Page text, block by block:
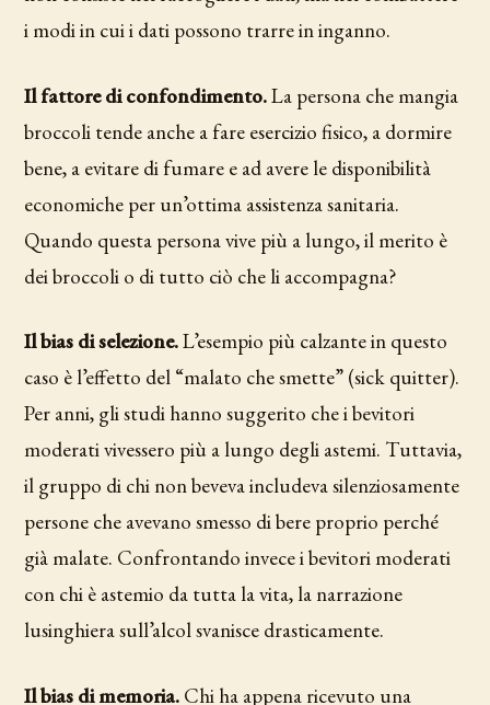
i modi in cui i dati possono trarre in inganno.
Il fattore di confondimento.La persona che mangia
broccoli tende anche a fare esercizio fisico, a dormire
bene, a evitare di fumare e ad avere le disponibilità
economiche per un’ottima assistenza sanitaria.
Quando questa persona vive più a lungo, il merito è
dei broccoli o di tutto ciò che li accompagna?
Il bias di selezione.L’esempio più calzante in questo
caso è l’effetto del “malato che smette” (sick quitter).
Per anni, gli studi hanno suggerito che i bevitori
moderati vivessero più a lungo degli astemi. Tuttavia,
il gruppo di chi non beveva includeva silenziosamente
persone che avevano smesso di bere proprio perché
già malate. Confrontando invece i bevitori moderati
con chi è astemio da tutta la vita, la narrazione
lusinghiera sull’alcol svanisce drasticamente.
Il bias di memoria. Chi ha appena ricevuto una